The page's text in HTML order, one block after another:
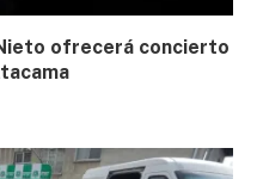
ofrecerá concierto